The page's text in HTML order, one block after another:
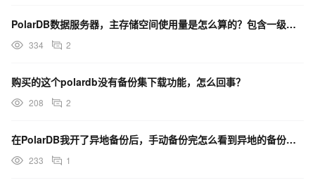
PolarDB数据服务器，主存储空间使用量是怎么算的？包含一级备份的57.06不包含？
334 2
购买的这个polardb没有备份集下载功能，怎么回事？
208 2
在PolarDB我开了异地备份后，手动备份完怎么看到异地的备份呢？
233 1